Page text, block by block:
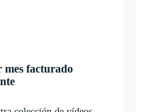
mes facturado